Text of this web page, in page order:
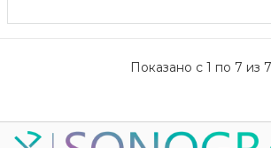
Показано с 1 по 7 из